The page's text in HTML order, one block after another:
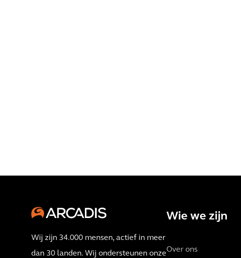
Wij zijn 34.000 mensen, actief in meer
dan 30 landen. Wij ondersteunen onze
Wie we zijn
Over ons